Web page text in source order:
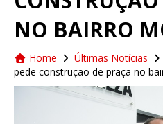
NO BAIRRO
Home Últimas Notícias
pede construção de praça no